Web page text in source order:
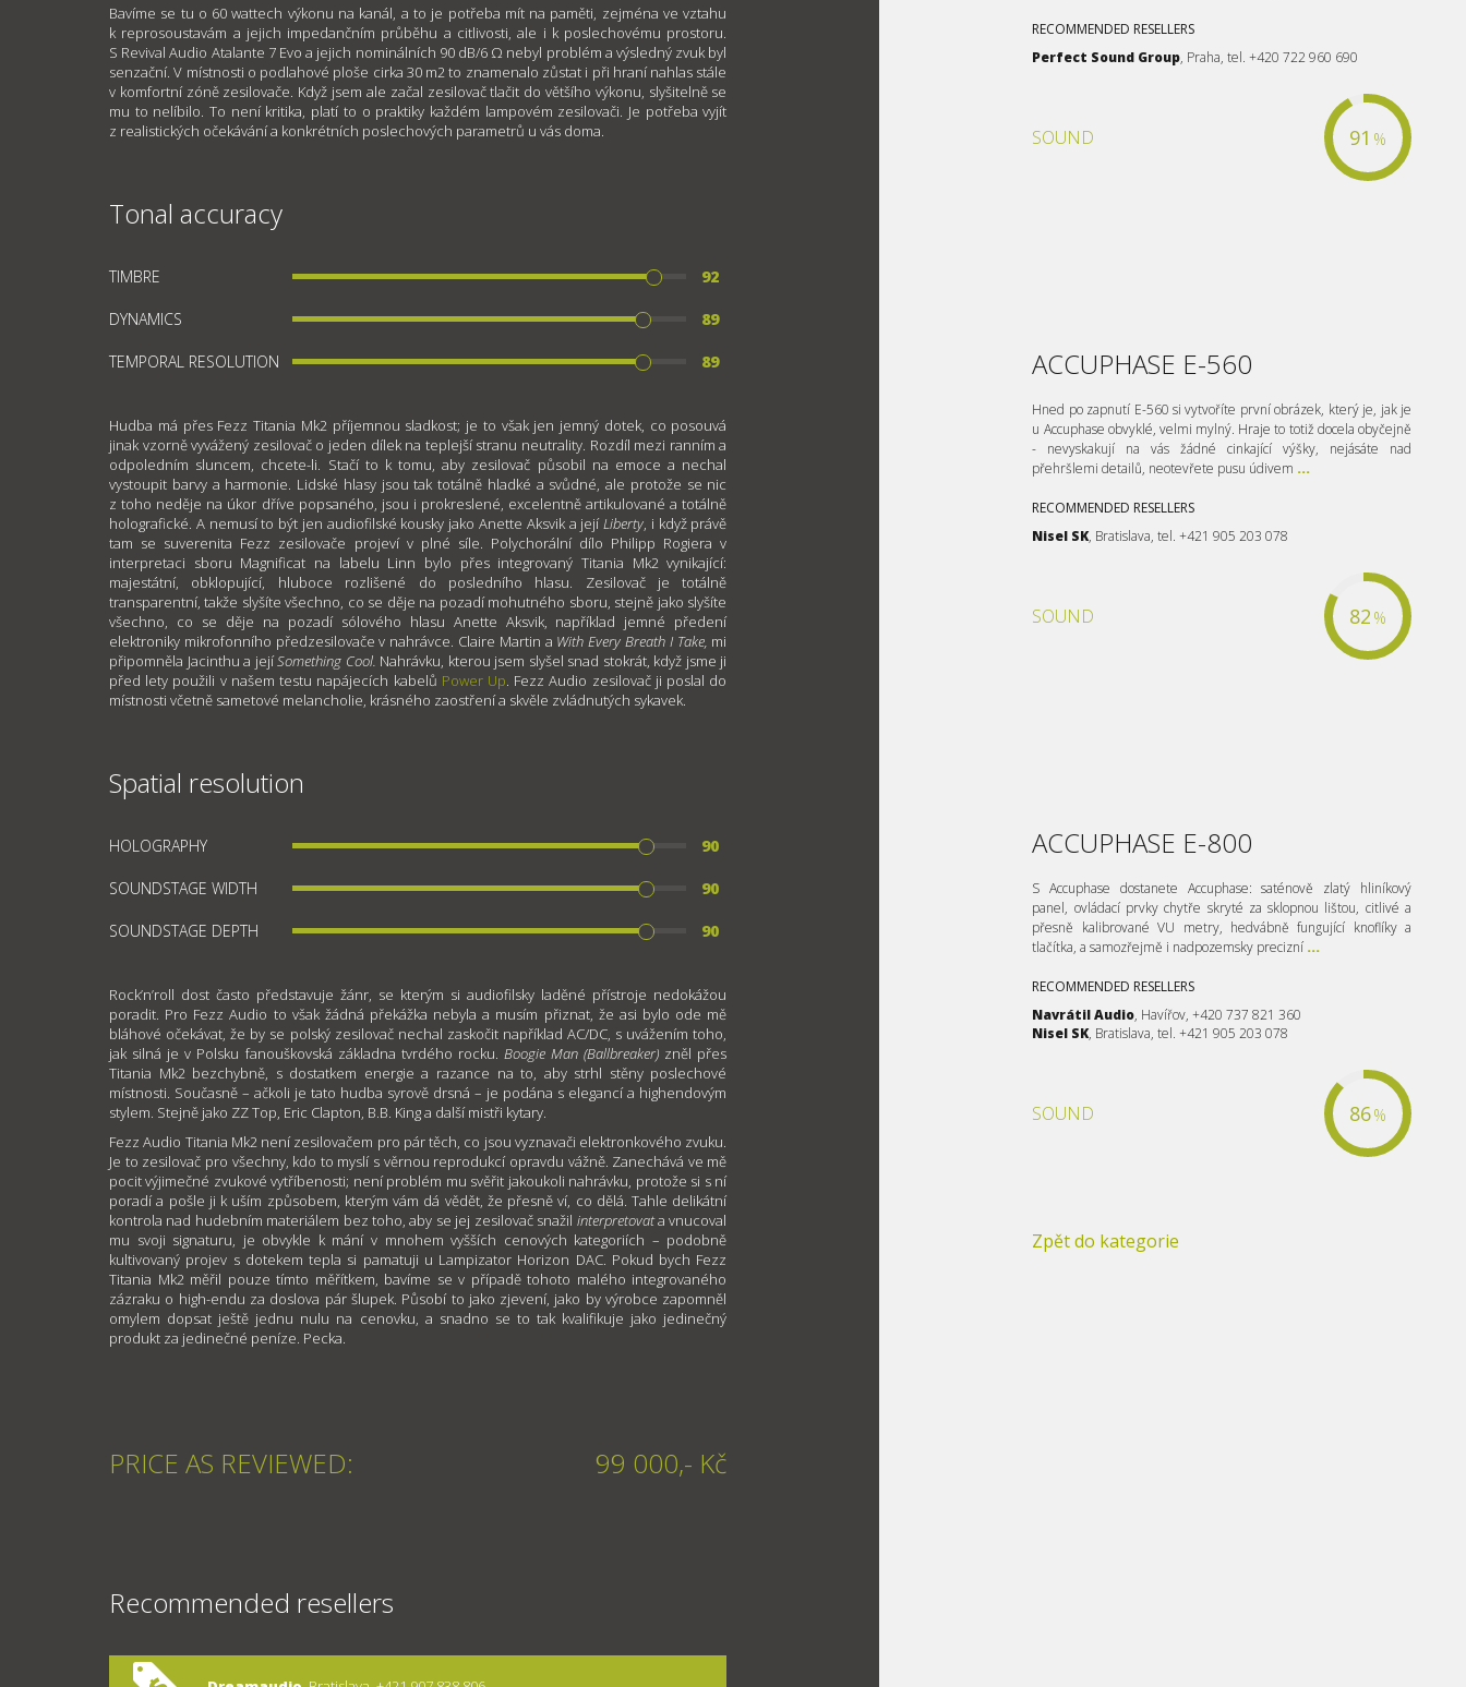
Bavíme se tu o 60 wattech výkonu na kanál, a to je potřeba mít na paměti, zejména ve vztahu
k reprosoustavám a jejich impedančním průběhu a citlivosti, ale i k poslechovému prostoru.
S Revival Audio Atalante 7 Evo a jejich nominálních 90 dB/6 Ω nebyl problém a výsledný zvuk byl
senzační. V místnosti o podlahové ploše cirka 30 m2 to znamenalo zůstat i při hraní nahlas stále
v komfortní zóně zesilovače. Když jsem ale začal zesilovač tlačit do většího výkonu, slyšitelně se
mu to nelíbilo. To není kritika, platí to o praktiky každém lampovém zesilovači. Je potřeba vyjít
z realistických očekávání a konkrétních poslechových parametrů u vás doma.
Tonal accuracy
TIMBRE 92
DYNAMICS 89
TEMPORAL RESOLUTION 89
Hudba má přes Fezz Titania Mk2 příjemnou sladkost; je to však jen jemný dotek, co posouvá
jinak vzorně vyvážený zesilovač o jeden dílek na teplejší stranu neutrality. Rozdíl mezi ranním a
odpoledním sluncem, chcete-li. Stačí to k tomu, aby zesilovač působil na emoce a nechal
vystoupit barvy a harmonie. Lidské hlasy jsou tak totálně hladké a svůdné, ale protože se nic
z toho neděje na úkor dříve popsaného, jsou i prokreslené, excelentně artikulované a totálně
holografické. A nemusí to být jen audiofilské kousky jako Anette Aksvik a jejíLiberty, i když právě
tam se suverenita Fezz zesilovače projeví v plné síle. Polychorální dílo Philipp Rogiera v
interpretaci sboru Magnificat na labelu Linn bylo přes integrovaný Titania Mk2 vynikající:
majestátní, obklopující, hluboce rozlišené do posledního hlasu. Zesilovač je totálně
transparentní, takže slyšíte všechno, co se děje na pozadí mohutného sboru, stejně jako slyšíte
všechno, co se děje na pozadí sólového hlasu Anette Aksvik, například jemné předení
elektroniky mikrofonního předzesilovače v nahrávce. Claire Martin a With Every Breath I Take, mi
připomněla Jacinthu a jejíSomething Cool. Nahrávku, kterou jsem slyšel snad stokrát, když jsme ji
před lety použili v našem testu napájecích kabelů Power Up. Fezz Audio zesilovač ji poslal do
místnosti včetně sametové melancholie, krásného zaostření a skvěle zvládnutých sykavek.
Spatial resolution
HOLOGRAPHY 90
SOUNDSTAGE WIDTH 90
SOUNDSTAGE DEPTH 90
Rock’n’roll dost často představuje žánr, se kterým si audiofilsky laděné přístroje nedokážou
poradit. Pro Fezz Audio to však žádná překážka nebyla a musím přiznat, že asi bylo ode mě
bláhové očekávat, že by se polský zesilovač nechal zaskočit například AC/DC, s uvážením toho,
jak silná je v Polsku fanouškovská základna tvrdého rocku. Boogie Man (Ballbreaker) zněl přes
Titania Mk2 bezchybně, s dostatkem energie a razance na to, aby strhl stěny poslechové
místnosti. Současně – ačkoli je tato hudba syrově drsná – je podána s elegancí a highendovým
stylem. Stejně jako ZZ Top, Eric Clapton, B.B. King a další mistři kytary.
Fezz Audio Titania Mk2 není zesilovačem pro pár těch, co jsou vyznavači elektronkového zvuku.
Je to zesilovač pro všechny, kdo to myslí s věrnou reprodukcí opravdu vážně. Zanechává ve mě
pocit výjimečné zvukové vytříbenosti; není problém mu svěřit jakoukoli nahrávku, protože si s ní
poradí a pošle ji k uším způsobem, kterým vám dá vědět, že přesně ví, co dělá. Tahle delikátní
kontrola nad hudebním materiálem bez toho, aby se jej zesilovač snažil interpretovata vnucoval
mu svoji signaturu, je obvykle k mání v mnohem vyšších cenových kategoriích – podobně
kultivovaný projev s dotekem tepla si pamatuji u Lampizator Horizon DAC. Pokud bych Fezz
Titania Mk2 měřil pouze tímto měřítkem, bavíme se v případě tohoto malého integrovaného
zázraku o high-endu za doslova pár šlupek. Působí to jako zjevení, jako by výrobce zapomněl
omylem dopsat ještě jednu nulu na cenovku, a snadno se to tak kvalifikuje jako jedinečný
produkt za jedinečné peníze. Pecka.
PRICE AS REVIEWED: 99 000,- Kč
Recommended resellers
RECOMMENDED RESELLERS
Perfect Sound Group, Praha, tel. +420 722 960 690
SOUND 91 %
ACCUPHASE E-560
Hned po zapnutí E-560 si vytvoříte první obrázek, který je, jak je
u Accuphase obvyklé, velmi mylný. Hraje to totiž docela obyčejně
- nevyskakují na vás žádné cinkající výšky, nejásáte nad
přehršlemi detailů, neotevřete pusu údivem ...
RECOMMENDED RESELLERS
Nisel SK, Bratislava, tel. +421 905 203 078
SOUND 82 %
ACCUPHASE E-800
S Accuphase dostanete Accuphase: saténově zlatý hliníkový
panel, ovládací prvky chytře skryté za sklopnou lištou, citlivé a
přesně kalibrované VU metry, hedvábně fungující knoflíky a
tlačítka, a samozřejmě i nadpozemsky precizní ...
RECOMMENDED RESELLERS
Navrátil Audio, Havířov, +420 737 821 360
Nisel SK, Bratislava, tel. +421 905 203 078
SOUND 86%
Zpět do kategorie